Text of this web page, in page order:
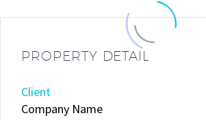
PROPERTY DETAIL
Client
Company Name